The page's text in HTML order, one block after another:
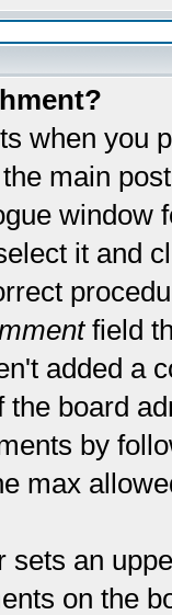
when you
main
window
it and
field
added a
the board
by
max
sets an
on the